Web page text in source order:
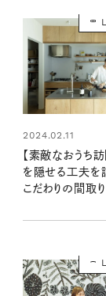
2024.02.11
【素敵なおうち
を隠せる工夫を
こだわりの間取